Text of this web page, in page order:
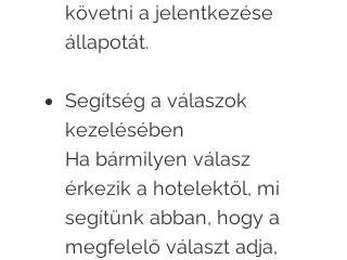
követni a jelentkezése
állapotát.
Segítség a válaszok
kezelésében
Ha bármilyen válasz
érkezik a hotelektől, mi
segítünk abban, hogy a
megfelelő választ adja,